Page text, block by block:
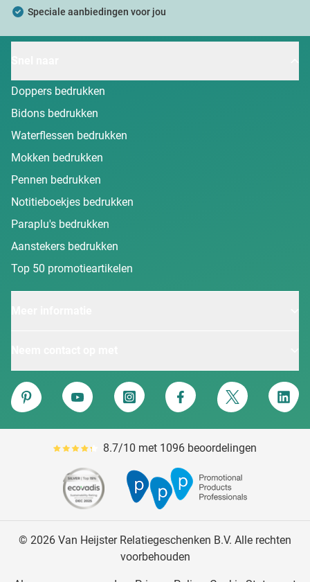
Speciale aanbiedingen voor jou
Doppers bedrukken
Bidons bedrukken
Waterflessen bedrukken
Mokken bedrukken
Pennen bedrukken
Notitieboekjes bedrukken
Paraplu's bedrukken
Aanstekers bedrukken
Top 50 promotieartikelen
Van Heijster
Pinterest
YouTube Instagram Facebook Twitter
Gemiddeld reviewpercentage is 87
8.7/10 met 1096 beoordelingen
© 2026 Van Heijster Relatiegeschenken B.V. Alle rechten
voorbehouden